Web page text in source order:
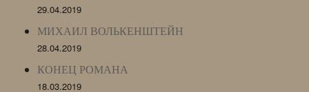
29.04.2019
МИХАИЛ ВОЛЬКЕНШТЕЙН
28.04.2019
КОНЕЦ РОМАНА
18.03.2019